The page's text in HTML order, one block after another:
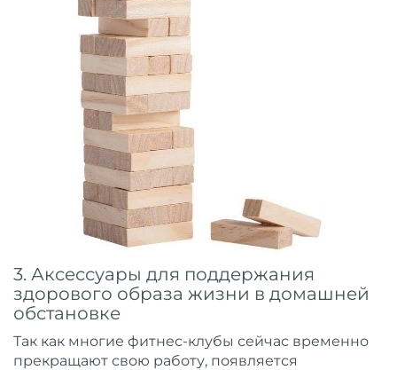
3. Аксессуары для поддержания
здорового образа жизни в домашней
обстановке
Так как многие фитнес-клубы сейчас временно
прекращают свою работу, появляется